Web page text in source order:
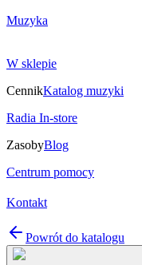
Muzyka
W sklepie
CennikKatalog muzyki
Radia In-store
ZasobyBlog
Centrum pomocy
Kontakt
Powrót do katalogu